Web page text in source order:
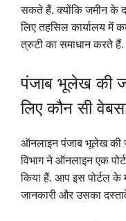
सकते हैं. क्योंकि जमीन के
लिए तहसिल कार्यालय में
त्रुटी का समाधान करते हैं.
पंजाब भूलेख की
लिए कौन सी
ऑनलाइन पंजाब भूलेख की
विभाग ने ऑनलाइन एक
किया हैं. आप इस पोर्टल के
जानकारी और उसका